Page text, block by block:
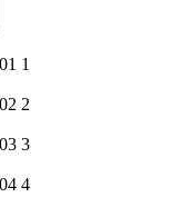
1
2
3
4